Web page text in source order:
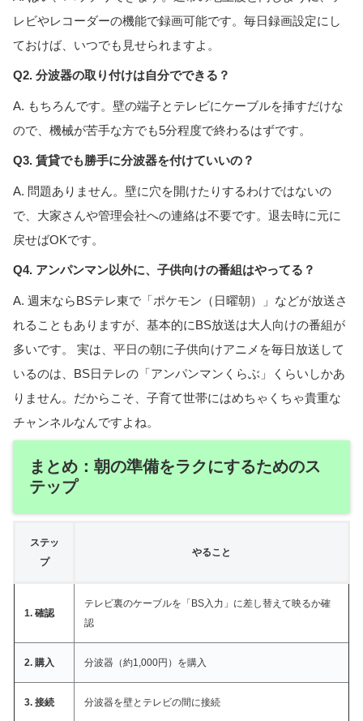
レビやレコーダーの機能で録画可能です。毎日録画設定にし
ておけば、いつでも見せられますよ。
Q2. 分波器の取り付けは自分でできる？
A. もちろんです。壁の端子とテレビにケーブルを挿すだけな
ので、機械が苦手な方でも5分程度で終わるはずです。
Q3. 賃貸でも勝手に分波器を付けていいの？
A. 問題ありません。壁に穴を開けたりするわけではないの
で、大家さんや管理会社への連絡は不要です。退去時に元に
戻せばOKです。
Q4. アンパンマン以外に、子供向けの番組はやってる？
A. 週末ならBSテレ東で「ポケモン（日曜朝）」などが放送さ
れることもありますが、基本的にBS放送は大人向けの番組が
多いです。 実は、平日の朝に子供向けアニメを毎日放送して
いるのは、BS日テレの「アンパンマンくらぶ」くらいしかあ
りません。だからこそ、子育て世帯にはめちゃくちゃ貴重な
チャンネルなんですよね。
まとめ：朝の準備をラクにするためのス
テップ
ステッ
プ
やること
1. 確認
テレビ裏のケーブルを「BS入力」に差し替えて映るか確
認
2. 購入 分波器（約1,000円）を購入
3. 接続 分波器を壁とテレビの間に接続